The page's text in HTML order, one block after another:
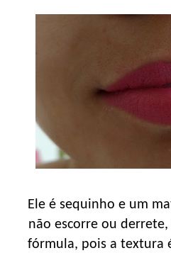
Ele é sequinho e um
não escorre ou
fórmula, pois a textura